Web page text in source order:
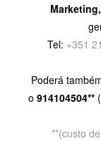
Tel: +351
Poderá
o 914104504**
**(custo